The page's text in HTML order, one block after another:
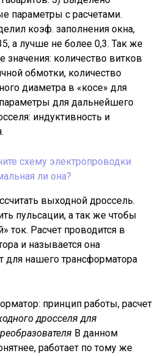
параметры с расчетами.
коэф. заполнения окна,
а лучше не более 0,3. Так же
количество витков
обмотки, количество
диаметра в «косе» для
для дальнейшего
индуктивность и
схему электропроводки
ли она?
выходной дроссель.
пульсации, а так же чтобы
ток. Расчет проводится в
и называется она
для нашего трансформатора
дросселя для
В данном
работает по тому же